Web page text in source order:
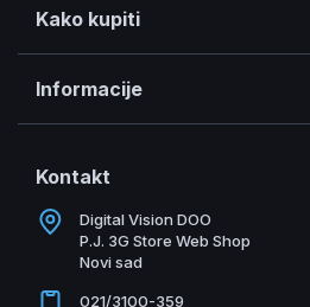
Kako kupiti
Informacije
Kontakt
Digital Vision DOO
P.J. 3G Store Web Shop
Novi sad
021/3100-359